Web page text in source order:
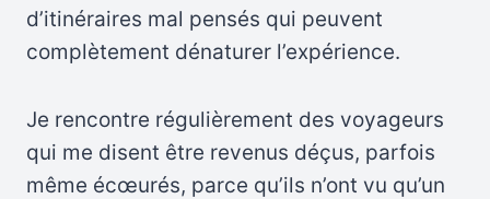
d’itinéraires mal pensés qui peuvent
complètement dénaturer l’expérience.
Je rencontre régulièrement des voyageurs
qui me disent être revenus déçus, parfois
même écœurés, parce qu’ils n’ont vu qu’un